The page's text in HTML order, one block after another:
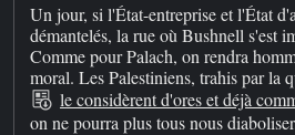
Un jour, si l'État-entreprise et l'État
démantelés, la rue où Bushnell s'est
Comme pour Palach, on rendra
moral. Les Palestiniens, trahis par la
le considèrent d'ores et déjà
on ne pourra plus tous nous